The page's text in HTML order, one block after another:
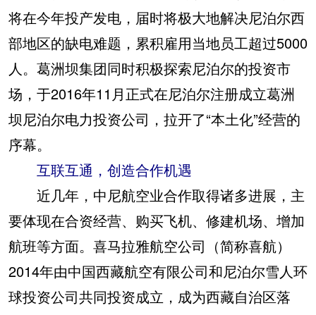
将在今年投产发电，届时将极大地解决尼泊尔西
部地区的缺电难题，累积雇用当地员工超过5000
人。葛洲坝集团同时积极探索尼泊尔的投资市
场，于2016年11月正式在尼泊尔注册成立葛洲
坝尼泊尔电力投资公司，拉开了“本土化”经营的
序幕。
互联互通，创造合作机遇
近几年，中尼航空业合作取得诸多进展，主
要体现在合资经营、购买飞机、修建机场、增加
航班等方面。喜马拉雅航空公司（简称喜航）
2014年由中国西藏航空有限公司和尼泊尔雪人环
球投资公司共同投资成立，成为西藏自治区落